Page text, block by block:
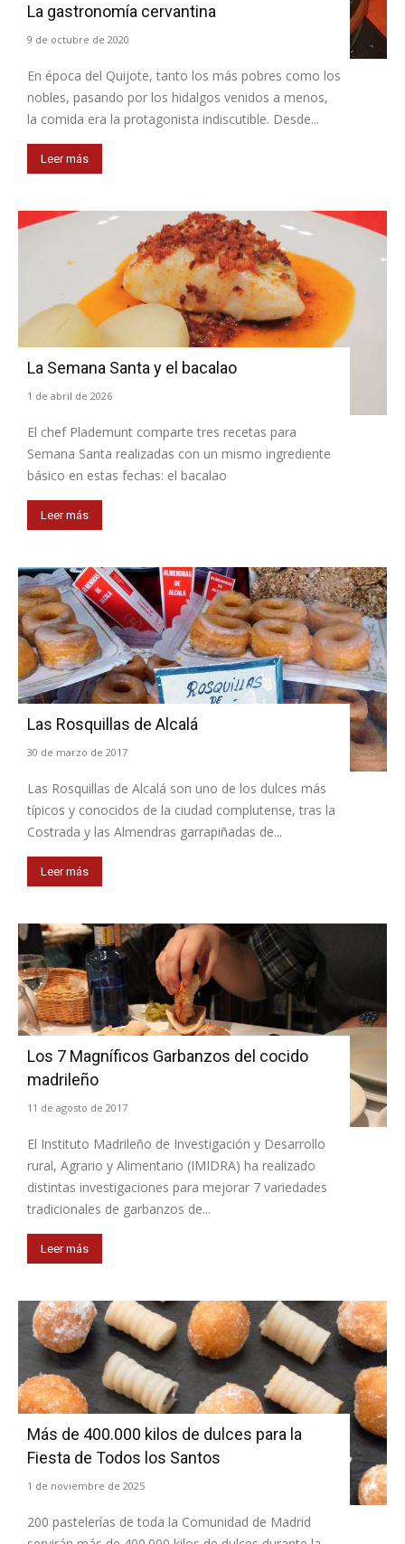
La gastronomía cervantina
9 de octubre de 2020
En época del Quijote, tanto los más pobres como los
nobles, pasando por los hidalgos venidos a menos,
la comida era la protagonista indiscutible. Desde...
Leer más
La Semana Santa y el bacalao
1 de abril de 2026
El chef Plademunt comparte tres recetas para
Semana Santa realizadas con un mismo ingrediente
básico en estas fechas: el bacalao
Leer más
Las Rosquillas de Alcalá
30 de marzo de 2017
Las Rosquillas de Alcalá son uno de los dulces más
típicos y conocidos de la ciudad complutense, tras la
Costrada y las Almendras garrapiñadas de...
Leer más
Los 7 Magníficos Garbanzos del cocido
madrileño
11 de agosto de 2017
El Instituto Madrileño de Investigación y Desarrollo
rural, Agrario y Alimentario (IMIDRA) ha realizado
distintas investigaciones para mejorar 7 variedades
tradicionales de garbanzos de...
Leer más
Más de 400.000 kilos de dulces para la
Fiesta de Todos los Santos
1 de noviembre de 2025
200 pastelerías de toda la Comunidad de Madrid